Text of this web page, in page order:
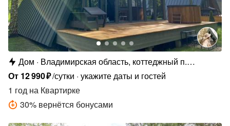
Дом
Владимирская область, коттеджный п.
Сосновые Озёра
От 12990₽/сутки укажите даты и гостей
1 год на Квартирке
30% вернётся бонусами